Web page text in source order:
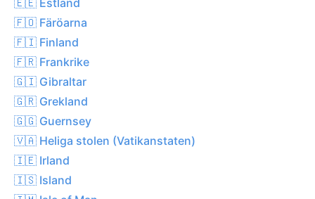
🇫🇴 Färöarna
🇫🇮 Finland
🇫🇷 Frankrike
🇬🇮 Gibraltar
🇬🇷 Grekland
🇬🇬 Guernsey
🇻🇦 Heliga stolen (Vatikanstaten)
🇮🇪 Irland
🇮🇸 Island